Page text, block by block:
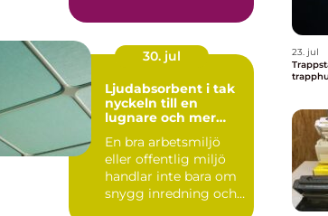
burit m...
30. jul
Ljudabsorbent i tak
nyckeln till en
lugnare och mer
En bra arbetsmiljö
eller offentlig miljö
handlar inte bara om
snygg inredning och
23. jul